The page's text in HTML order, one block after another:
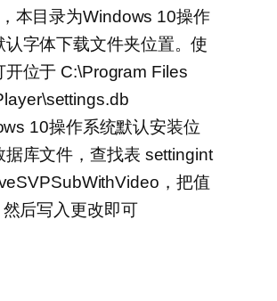
本目录为Windows 10操作
认字体下载文件夹位置。使
开位于 C:\Program Files
10操作系统默认安装位
据库文件，查找表 settingint
，把值
后写入更改即可